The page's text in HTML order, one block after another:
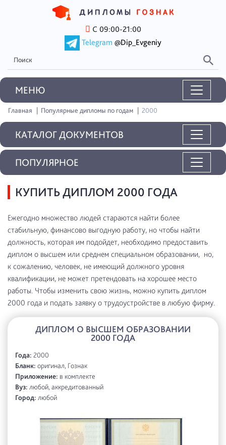
С 09:00-21:00
Telegram @Dip_Evgeniy
MEНЮ
Главная Популярные дипломы по годам 2000
КАТАЛОГ ДОКУМЕНТОВ
КУПИТЬ ДИПЛОМ 2000 ГОДА
Ежегодно множество людей стараются найти более
стабильную, финансово выгодную работу, но чтобы найти
должность, которая им подойдет, необходимо предоставить
диплом о высшем или среднем специальном образовании, но,
к сожалению, человек, не имеющий должного уровня
квалификации, не может претендовать на хорошее место
работы. Чтобы изменить свою жизнь, можно купить диплом
2000 года и подать заявку о трудоустройстве в любую фирму.
ДИПЛОМ О ВЫСШЕМ ОБРАЗОВАНИИ
2000 ГОДА
Года: 2000
Бланк: оригинал, Гознак
Приложение: в комплекте
Вуз: любой, аккредитованный
Город: любой
ПОПУЛЯРНОЕ